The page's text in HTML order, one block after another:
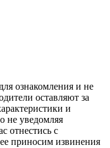
ознакомления и не
оставляют за
и
не уведомляя
отнестись с
приносим извинения